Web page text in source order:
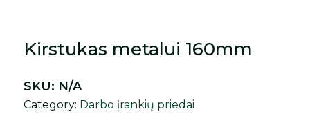
Kirstukas metalui 160mm
SKU: N/A
Category: Darbo įrankių priedai